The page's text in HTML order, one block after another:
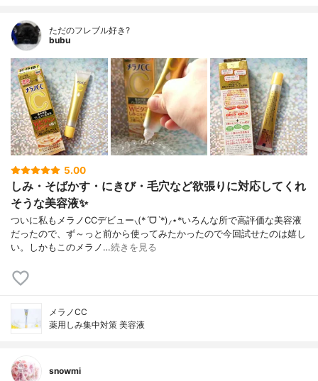
ただのフレブル好き?
bubu
5.00
しみ・そばかす・にきび・毛穴など欲張りに対応してくれ
そうな美容液✨
ついに私もメラノCCデビュー⸜(*ˊᗜˋ*)⸝⋆*いろんな所で高評価な美容液
だったので、ず～っと前から使ってみたかったので今回試せたのは嬉し
い。しかもこのメラノ…続きを見る
メラノCC
薬用しみ集中対策 美容液
snowmi